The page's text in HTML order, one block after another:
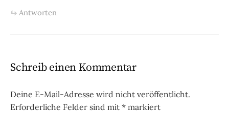
Antworten
Schreib einen Kommentar
Deine E-Mail-Adresse wird nicht veröffentlicht.
Erforderliche Felder sind mit * markiert